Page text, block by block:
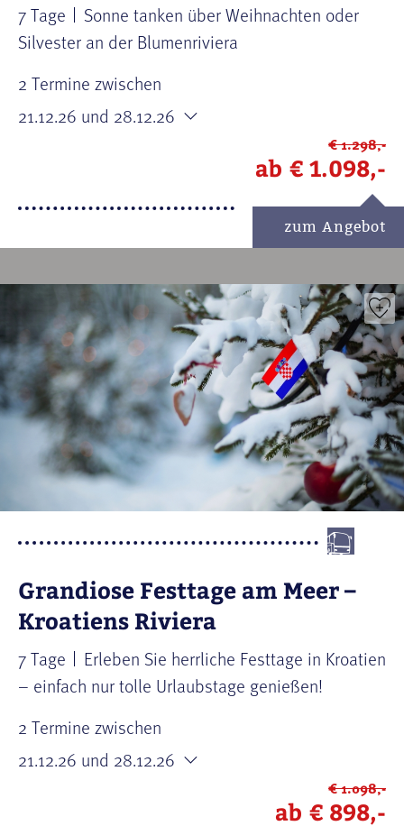
7 Tage
Sonne tanken über Weihnachten oder
Silvester an der Blumenriviera
2 Termine zwischen
21.12.26 und 28.12.26
€ 1.298,-
ab € 1.098,-
zum Angebot
Grandiose Festtage am Meer –
Kroatiens Riviera
7 Tage
Erleben Sie herrliche Festtage in Kroatien
– einfach nur tolle Urlaubstage genießen!
2 Termine zwischen
21.12.26 und 28.12.26
€ 1.098,-
ab € 898,-